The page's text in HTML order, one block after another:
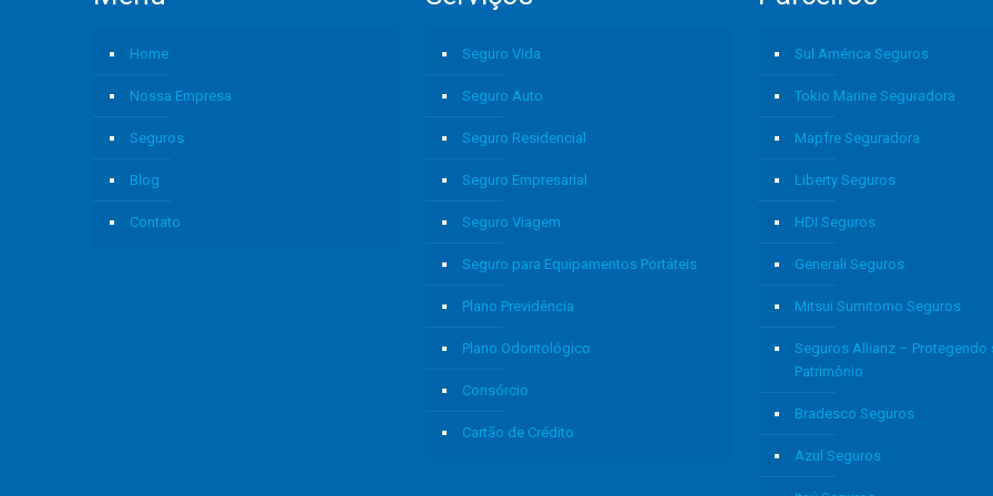
Home
Nossa Empresa
Seguros
Blog
Contato
Seguro Vida
Seguro Auto
Seguro Residencial
Seguro Empresarial
Seguro Viagem
Seguro para Equipamentos Portáteis
Plano Previdência
Plano Odontológico
Consórcio
Cartão de Crédito
Sul América Seguros
Tokio Marine Seguradora
Mapfre Seguradora
Liberty Seguros
HDI Seguros
Generali Seguros
Mitsui Sumitomo Seguros
Seguros Allianz – Protegendo
Patrimônio
Bradesco Seguros
Azul Seguros